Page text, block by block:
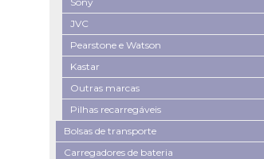
JVC
Pearstone e Watson
Kastar
Outras marcas
Pilhas recarregáveis
Bolsas de transporte
Carregadores de bateria